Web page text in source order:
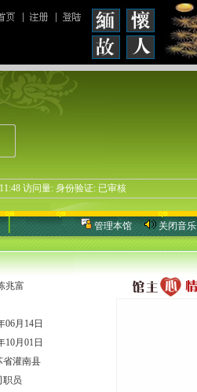
访问量: 身份验证: 已审核
管理本馆 关闭音乐
兆富
06月14日
10月01日
省灌南县
职员